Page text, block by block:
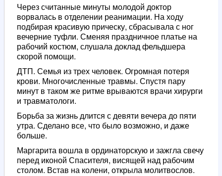
Через считанные минуты молодой доктор
ворвалась в отделении реанимации. На ходу
подбирая красивую прическу, сбрасывала с ног
вечерние туфли. Сменяя праздничное платье на
рабочий костюм, слушала доклад фельдшера
скорой помощи.
ДТП. Семья из трех человек. Огромная потеря
крови. Многочисленные травмы. Спустя пару
минут в таком же ритме врываются врачи хирурги
и травматологи.
Борьба за жизнь длится с девяти вечера до пяти
утра. Сделано все, что было возможно, и даже
больше.
Маргарита вошла в ординаторскую и зажгла свечу
перед иконой Спасителя, висящей над рабочим
столом. Встав на колени, открыла молитвослов.